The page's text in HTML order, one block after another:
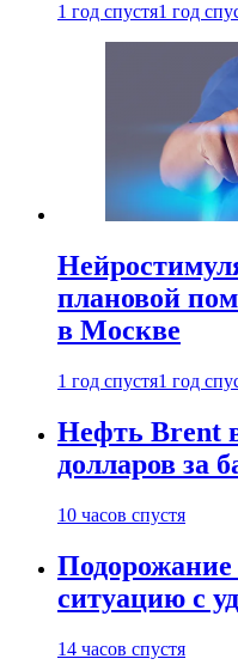
1 год спустя1 год
плановой
в Москве
1 год спустя1 год
Нефть Brent
долларов за
10 часов спустя
Подорожание
ситуацию с
14 часов спустя